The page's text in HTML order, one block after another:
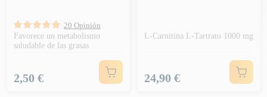
20 Opinión
Favorece un metabolismo
saludable de las grasas
Precio
2,50 €
L-Carnitina L-Tartrato 1000 mg
Precio
24,90 €